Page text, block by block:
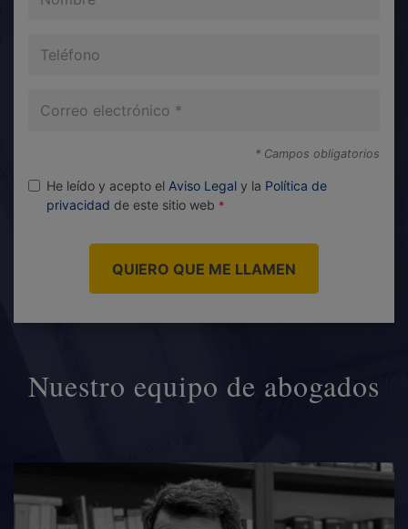
electrónico
* Campos obligatorios
He leído y acepto el Aviso Legal y la Política de
privacidad de este sitio web
QUIERO QUE ME LLAMEN
Nuestro equipo de abogados